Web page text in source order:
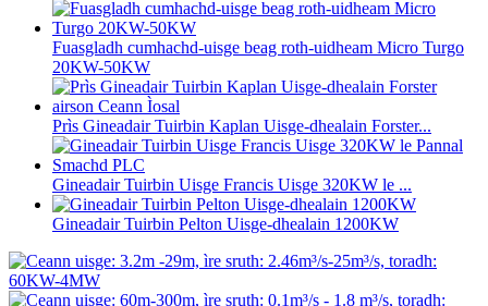
Fuasgladh cumhachd-uisge beag roth-uidheam Micro Turgo
20KW-50KW
Prìs Gineadair Tuirbin Kaplan Uisge-dhealain Forster...
Gineadair Tuirbin Uisge Francis Uisge 320KW le ...
Gineadair Tuirbin Pelton Uisge-dhealain 1200KW